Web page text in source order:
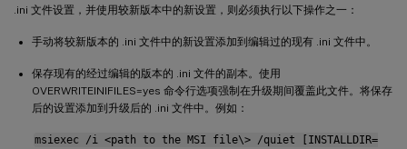
.ini 文件设置，并使用较新版本中的新设置，则必须执行以下操作之一：
手动将较新版本的 .ini 文件中的新设置添加到编辑过的现有 .ini 文件中。
保存现有的经过编辑的版本的 .ini 文件的副本。使用
OVERWRITEINIFILES=yes 命令行选项强制在升级期间覆盖此文件。将保存
后的设置添加到升级后的 .ini 文件中。例如：
msiexec /i <path to the MSI file\> /quiet [INSTALLDIR=